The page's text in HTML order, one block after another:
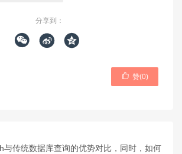
分享到：
  
 赞(0)
与传统数据库查询的优势对比，同时，如何